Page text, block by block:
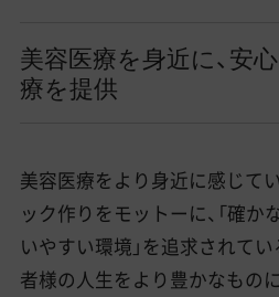
美容医療を身近に、安
療を提供
美容医療をより身近に感じて
ック作りをモットーに、「確か
いやすい環境」を追求されて
者様の人生をより豊かなもの